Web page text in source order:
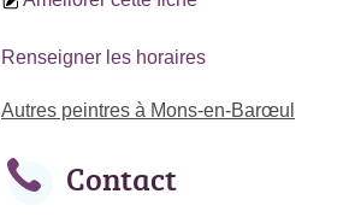
Renseigner les horaires
Autres peintres à Mons-en-Barœul
Contact